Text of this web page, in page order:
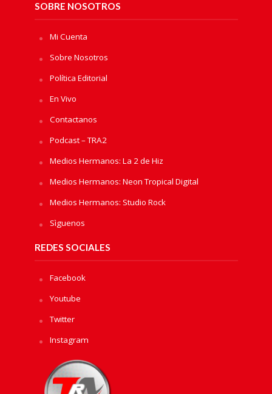
SOBRE NOSOTROS
Mi Cuenta
Sobre Nosotros
Política Editorial
En Vivo
Contactanos
Podcast – TRA2
Medios Hermanos: La 2 de Hiz
Medios Hermanos: Neon Tropical Digital
Medios Hermanos: Studio Rock
Sìguenos
REDES SOCIALES
Facebook
Youtube
Twitter
Instagram